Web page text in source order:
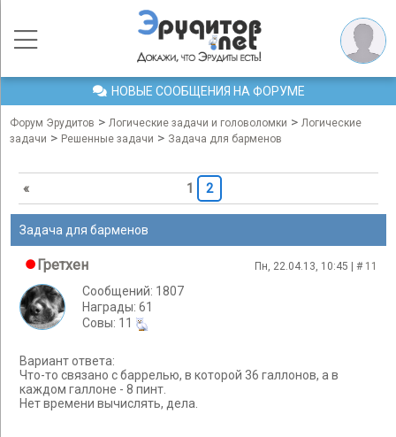
НОВЫЕ СООБЩЕНИЯ НА ФОРУМЕ
Форум Эрудитов > Логические задачи и головоломки > Логические
задачи > Решенные задачи > Задача для барменов
« 1 2
Задача для барменов
Гретхен Пн, 22.04.13, 10:45 | # 11
Сообщений: 1807
Награды: 61
Cовы: 11
Вариант ответа:
Что-то связано с баррелью, в которой 36 галлонов, а в
каждом галлоне - 8 пинт.
Нет времени вычислять, дела.